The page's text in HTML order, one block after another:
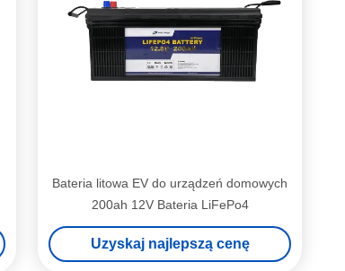
Bateria litowa EV do urządzeń domowych
200ah 12V Bateria LiFePo4
Uzyskaj najlepszą cenę